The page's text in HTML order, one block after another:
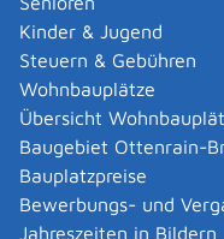
Kinder & Jugend
Steuern & Gebühren
Wohnbauplätze
Übersicht
Baugebiet Ottenrain-
Bauplatzpreise
Bewerbungs- und
Jahreszeiten in Bildern
anerkannten
beantragen
Akademische
ausländischen
Akteneinsicht in
Allgemein
anmelden